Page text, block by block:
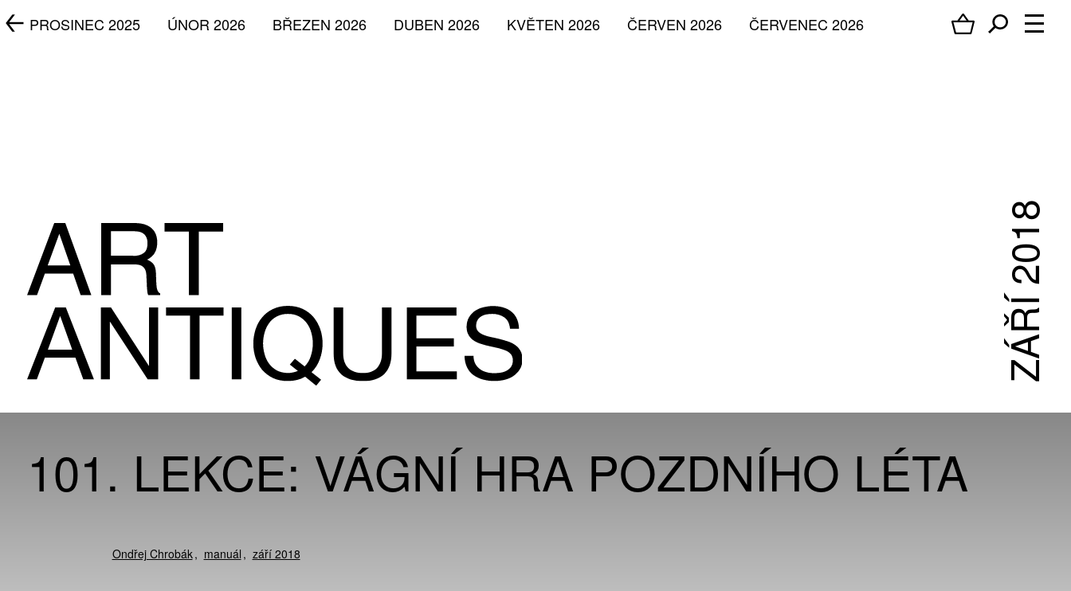
ČERVENEC 2026
ČERVEN 2026
KVĚTEN 2026
DUBEN 2026
BŘEZEN 2026
ÚNOR 2026
PROSINEC 2025
ZÁŘÍ 2018
101. LEKCE: VÁGNÍ HRA POZDNÍHO LÉTA
Ondřej Chrobák manuál září 2018